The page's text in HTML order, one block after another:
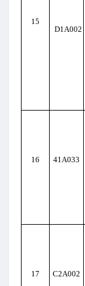
15
D1A002
16 41A033
17 C2A002